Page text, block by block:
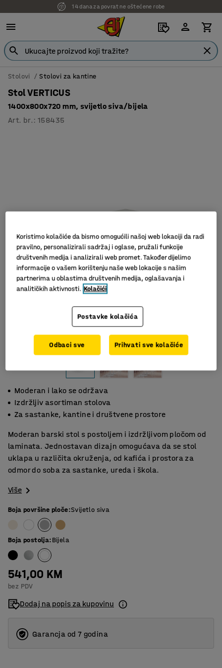
7 godina garancije
Stolovi Stolovi za kantine
Stol VERTICUS
1400x800x720 mm, svijetlo siva/bijela
Art. br. :158435
Moderan i lako se održava
Izdržljiv asortiman stolova
Za sastanke, kantine i društvene prostore
Moderan barski stol s postoljem i izdržljivom pločom od
laminata. Jednostavan dizajn omogućava da se stol
uklapa u različita okruženja, od kafića i prostora za
odmor do soba za sastanke, ureda i škola.
Više
Boja površine ploče:Svijetlo siva
Boja postolja:Bijela
541,00 KM
bez PDV
Dodaj na popis za kupovinu
Garancja od 7 godina
Koristimo kolačiće da bismo omogućili našoj web lokaciji da radi
pravilno, personalizirali sadržaj i oglase, pružali funkcije
društvenih medija i analizirali web promet. Također dijelimo
informacije o vašem korištenju naše web lokacije s našim
partnerima u oblastima društvenih medija, oglašavanja i
analitičkih aktivnosti. Kolačići
Postavke kolačića
Odbaci sve Prihvati sve kolačiće